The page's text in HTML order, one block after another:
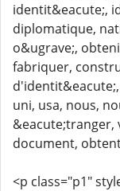
identit&eacute;,
diplomatique,
o&ugrave;,
fabriquer,
uni, usa, nous,
&eacute;tranger,
document,
<p class="p1"